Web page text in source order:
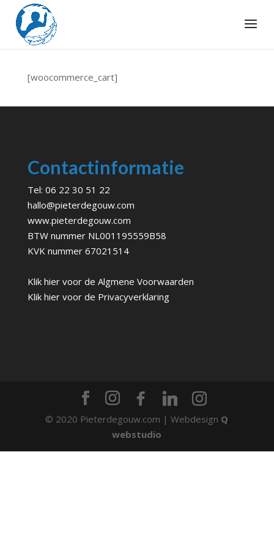
[woocommerce_cart]
Contactinformatie
Tel: 06 22 30 51 22
hallo@pieterdegouw.com
www.pieterdegouw.com
BTW nummer NL001195559B58
KVK nummer 67021514
Klik hier voor de Algmene Voorwaarden
Klik hier voor de Privacyverklaring
© 2020 Pieterdegouw.com | Webdesign Q
webstudio